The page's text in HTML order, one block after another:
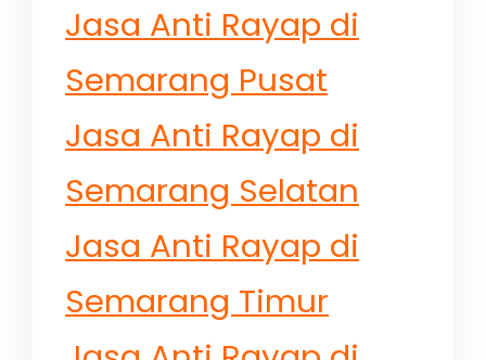
Jasa Anti Rayap di
Semarang Pusat
Jasa Anti Rayap di
Semarang Selatan
Jasa Anti Rayap di
Semarang Timur